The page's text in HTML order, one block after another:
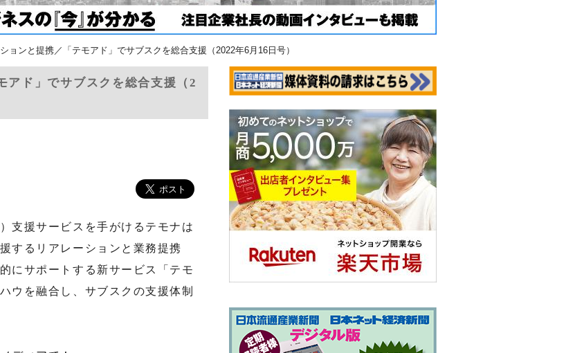
ョンと提携／「テモアド」でサブスクを総合支援（2022年6月16日号）
アド」でサブスクを総合支援（2
支援サービスを手がけるテモナは
するリアレーションと業務提携
にサポートする新サービス「テモ
ウを融合し、サブスクの支援体制